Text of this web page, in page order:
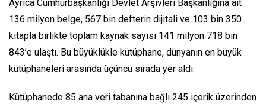
Ayrıca Cumhurbaşkanlığı Devlet Arşivleri Başkanlığına ait
136 milyon belge, 567 bin defterin dijitali ve 103 bin 350
kitapla birlikte toplam kaynak sayısı 141 milyon 718 bin
843’e ulaştı. Bu büyüklükle kütüphane, dünyanın en büyük
kütüphaneleri arasında üçüncü sırada yer aldı.
Kütüphanede 85 ana veri tabanına bağlı 245 içerik üzerinden